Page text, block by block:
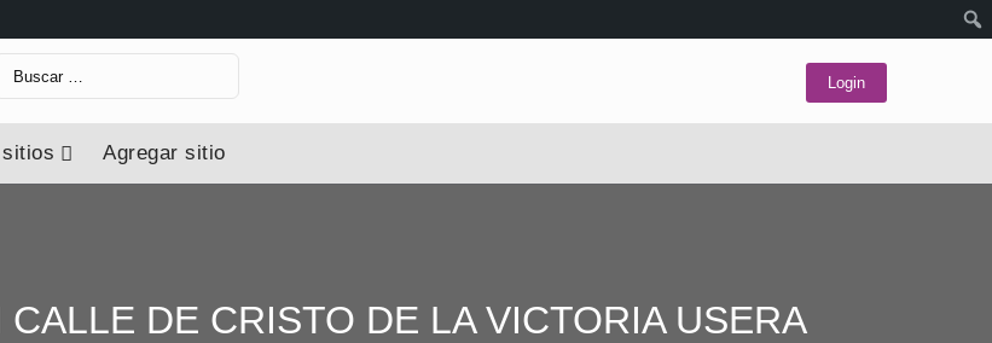
Login
Agregar sitio
DE CRISTO DE LA VICTORIA USERA